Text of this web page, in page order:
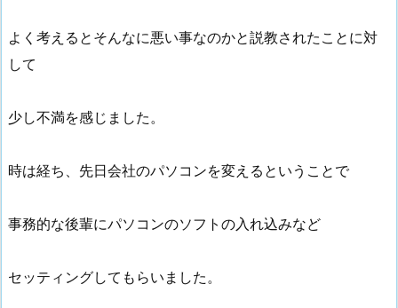
よく考えるとそんなに悪い事なのかと説教されたことに対
して
少し不満を感じました。
時は経ち、先日会社のパソコンを変えるということで
事務的な後輩にパソコンのソフトの入れ込みなど
セッティングしてもらいました。